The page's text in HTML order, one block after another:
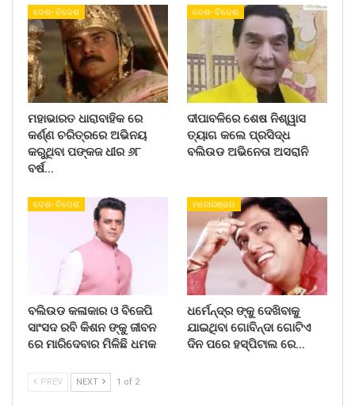
ଦେଶ- ବିଦେଶ
ମହାଭାରତ ଧାରାବାହିକ ରେ
କର୍ଣ୍ଣ ଚରିତ୍ରରେ ଅଭିନୟ
କରୁଥିବା ପଙ୍କଜ ଧୀର ୬୮
ବର୍ଷ…
ଦେଶ- ବିଦେଶ
ଦୀପାବଳିରେ ଶେଷ ନିଶ୍ୱାସ
ତ୍ୟାଗ କଲେ ପ୍ରସିଦ୍ଧ
ବଲିଉଡ ଅଭିନେତା ଅସରାନି
ଦେଶ- ବିଦେଶ
ବଲିଉଡ କଳାକାର ଓ ବିଜେପି
ସାଂସଦ ରବି କିଶନ ଙ୍କୁ ଜୀବନ
ରେ ମାରିଦେବାର ମିଳିଛି ଧମକ
ମନୋରଞ୍ଜନ
ଧର୍ମେନ୍ଦ୍ର ଙ୍କୁ ଦେଖିବାକୁ
ଯାଇଥିବା ଗୋବିନ୍ଦା ଗୋଟିଏ
ଦିନ ପରେ ହସ୍ପିଟାଲ ରେ…
PREV NEXT 1 of 2